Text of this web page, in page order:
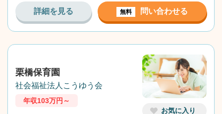
詳細を見る 無料 問い合わせる
お気に入り
栗橋保育園
社会福祉法人こうゆう会
年収103万円～